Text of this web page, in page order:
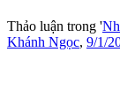
Thảo luận trong '
Khánh Ngọc, 9/1/